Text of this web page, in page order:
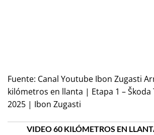
Fuente: Canal Youtube Ibon Zugasti
kilómetros en llanta | Etapa 1 –
2025 | Ibon Zugasti
VIDEO 60 KILÓMETROS EN